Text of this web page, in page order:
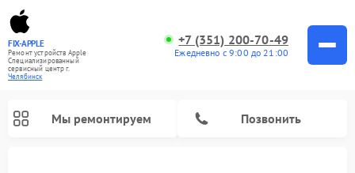
FIX-APPLE
Ремонт устройств Apple
Специализированный
cервисный центр г.
Челябинск
+7 (351) 200-70-49
Ежедневно с 9:00 до 21:00
Мы ремонтируем Позвонить